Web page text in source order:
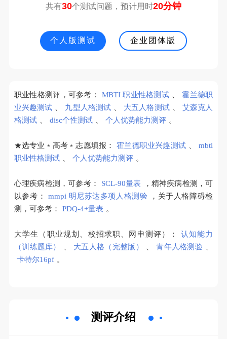
共有30个测试问题，预计用时20分钟
个人版测试 企业团体版
职业性格测评，可参考： MBTI 职业性格测试 、
霍兰德职
业兴趣测试 、 九型人格测试 、 大五人格测试 、
艾森克人
格测试 、 disc个性测试 、 个人优势能力测评 。
★选专业﹡高考﹡志愿填报： 霍兰德职业兴趣测试 、
mbti
职业性格测试 、 个人优势能力测评 。
心理疾病检测，可参考： SCL-90量表
，精神疾病检测，可
以参考：
mmpi 明尼苏达多项人格测验
，关于人格障碍检
测，可参考：
PDQ-4+量表 。
大学生（职业规划、校招求职、网申测评）：
认知能力
（训练题库）
、 大五人格（完整版） 、 青年人格测验 、
卡特尔16pf 。
测评介绍